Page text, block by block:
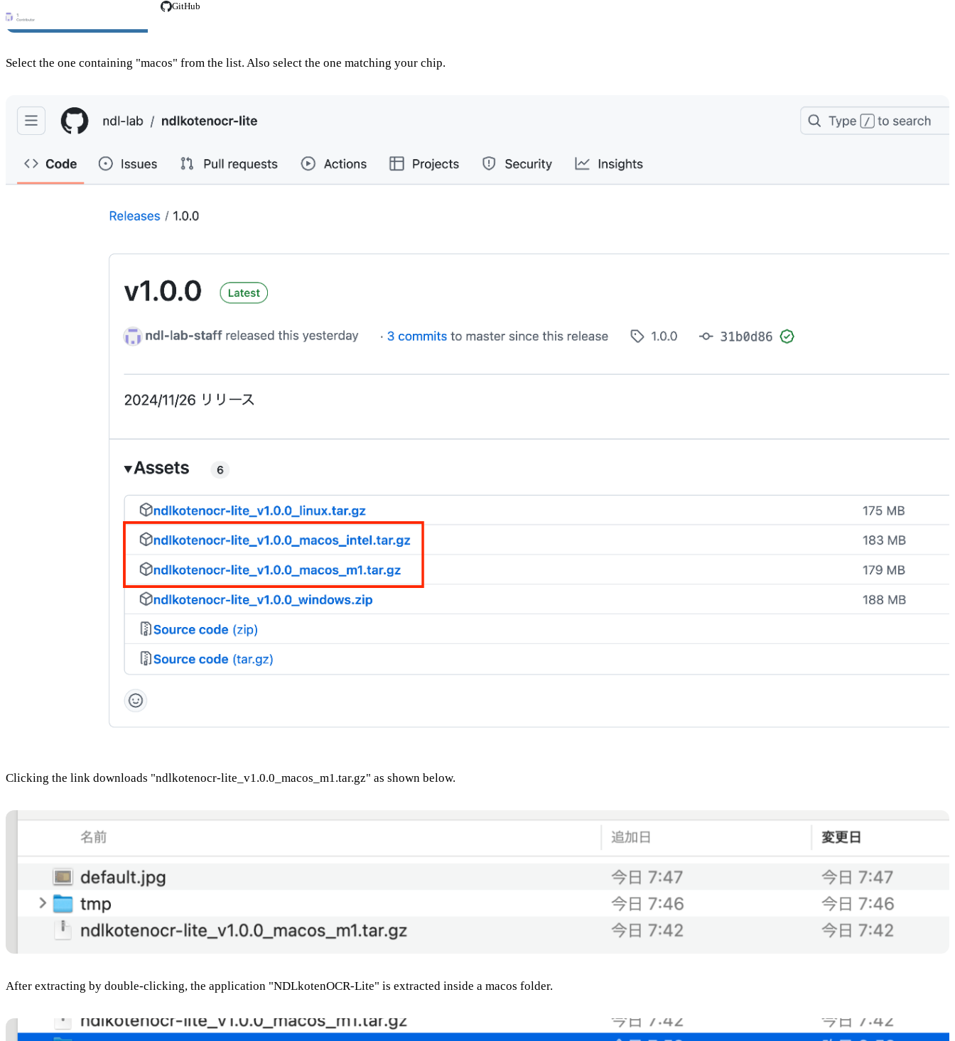
GitHub
Select the one containing "macos" from the list. Also select the one matching your chip.
Clicking the link downloads "ndlkotenocr-lite_v1.0.0_macos_m1.tar.gz" as shown below.
After extracting by double-clicking, the application "NDLkotenOCR-Lite" is extracted inside a macos folder.